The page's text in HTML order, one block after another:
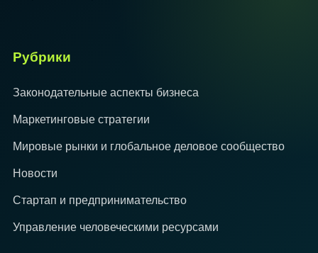
Рубрики
Законодательные аспекты бизнеса
Маркетинговые стратегии
Мировые рынки и глобальное деловое сообщество
Новости
Стартап и предпринимательство
Управление человеческими ресурсами